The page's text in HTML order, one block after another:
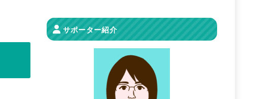
サポーター紹介